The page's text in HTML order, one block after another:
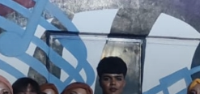
para agasajar a los niños en su día
y planteles renovados